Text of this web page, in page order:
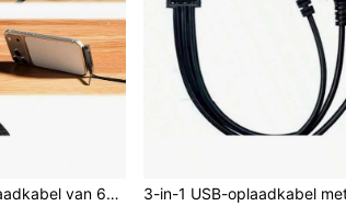
Opvouwbare snellaadkabel van 65W-240W met verstelbare telefoonhouder, dubbele Type-C- en USB-C-aansluiting voor supersnel opladen, buigbestendig ontwerp, compatibel met Apple 15-17-serie en S, geschikt voor gebruik in de auto en thuis.